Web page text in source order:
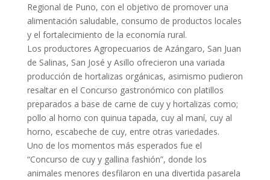
Regional de Puno, con el objetivo de promover una
alimentación saludable, consumo de productos locales
y el fortalecimiento de la economía rural.
Los productores Agropecuarios de Azángaro, San Juan
de Salinas, San José y Asillo ofrecieron una variada
producción de hortalizas orgánicas, asimismo pudieron
resaltar en el Concurso gastronómico con platillos
preparados a base de carne de cuy y hortalizas como;
pollo al horno con quinua tapada, cuy al maní, cuy al
horno, escabeche de cuy, entre otras variedades.
Uno de los momentos más esperados fue el
“Concurso de cuy y gallina fashión”, donde los
animales menores desfilaron en una divertida pasarela